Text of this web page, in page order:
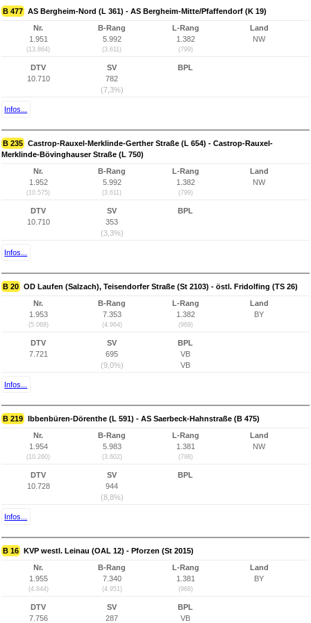
B 477 AS Bergheim-Nord (L 361) - AS Bergheim-Mitte/Pfaffendorf (K 19)
Nr.
1.951
(13.864)
B-Rang
5.992
(3.611)
L-Rang
1.382
(799)
Land
NW
DTV
10.710
SV
782
(7,3%)
BPL
Infos...
B 235 Castrop-Rauxel-Merklinde-Gerther Straße (L 654) - Castrop-Rauxel-
Merklinde-Bövinghauser Straße (L 750)
Nr.
1.952
(10.575)
B-Rang
5.992
(3.611)
L-Rang
1.382
(799)
Land
NW
DTV
10.710
SV
353
(3,3%)
BPL
Infos...
B 20 OD Laufen (Salzach), Teisendorfer Straße (St 2103) - östl. Fridolfing (TS 26)
Nr.
1.953
(5.068)
B-Rang
7.353
(4.964)
L-Rang
1.382
(969)
Land
BY
DTV
7.721
SV
695
(9,0%)
BPL
VB
VB
Infos...
B 219 Ibbenbüren-Dörenthe (L 591) - AS Saerbeck-Hahnstraße (B 475)
Nr.
1.954
(10.260)
B-Rang
5.983
(3.602)
L-Rang
1.381
(798)
Land
NW
DTV
10.728
SV
944
(8,8%)
BPL
Infos...
B 16 KVP westl. Leinau (OAL 12) - Pforzen (St 2015)
Nr.
1.955
(4.844)
B-Rang
7.340
(4.951)
L-Rang
1.381
(968)
Land
BY
DTV
7.756
SV
287
BPL
VB